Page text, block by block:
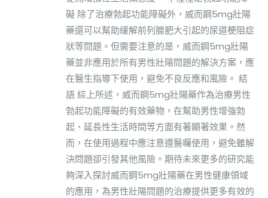
礙 除了治療勃起功能障礙外，威而鋼5mg壯陽
藥還可以幫助緩解前列腺肥大引起的尿道梗阻症
狀等問題。但需要注意的是，威而鋼5mg壯陽
藥並非應用於所有男性壯陽問題的解決方案，應
在醫生指導下使用，避免不良反應和風險。 結
語 綜上所述，威而鋼5mg壯陽藥作為治療男性
勃起功能障礙的有效藥物，在幫助男性增強勃
起、延長性生活時間等方面有著顯著效果。然
而，在使用過程中應注意遵醫囑使用，避免雖解
決問題卻引發其他風險。期待未來更多的研究能
夠深入探討威而鋼5mg壯陽藥在男性健康領域
的應用，為男性壯陽問題的治療提供更多有效的